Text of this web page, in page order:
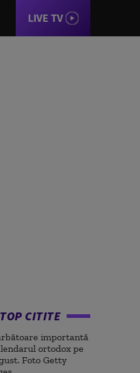
LIVE TV
TOP CITITE